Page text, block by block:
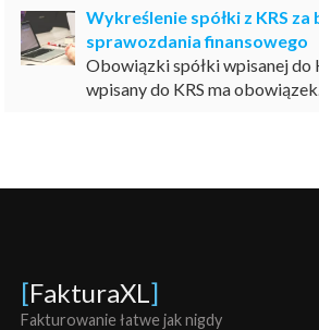
Wykreślenie spółki z KRS za
sprawozdania finansowego
Obowiązki spółki wpisanej do
wpisany do KRS ma obowiązek...
[FakturaXL ]
Fakturowanie łatwe jak nigdy